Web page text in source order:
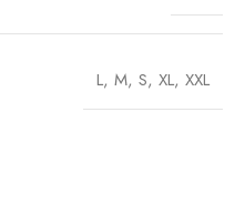
L, M, S, XL, XXL